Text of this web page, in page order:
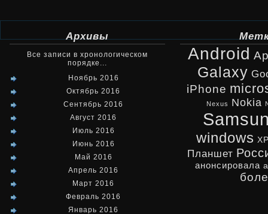
Архивы
Все записи в хронологическом
порядке...
Ноябрь 2016
Октябрь 2016
Сентябрь 2016
Август 2016
Июль 2016
Июнь 2016
Май 2016
Апрель 2016
Март 2016
Февраль 2016
Январь 2016
Android
Galaxy
iPhone
Nexus Nokia
windows
Планшет
анонсировала